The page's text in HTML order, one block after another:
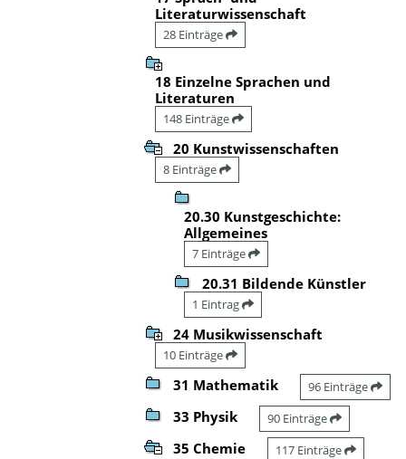
Literaturwissenschaft
28 Einträge
18 Einzelne Sprachen und
Literaturen
148 Einträge
20 Kunstwissenschaften
8 Einträge
20.30 Kunstgeschichte:
Allgemeines
7 Einträge
20.31 Bildende Künstler
1 Eintrag
24 Musikwissenschaft
10 Einträge
31 Mathematik 96 Einträge
33 Physik 90 Einträge
35 Chemie 117 Einträge